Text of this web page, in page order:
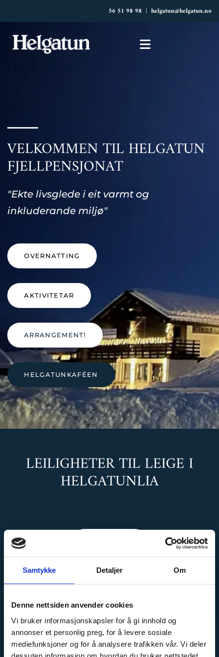
Samtykke Detaljer Om
Denne nettsiden anvender cookies
Vi bruker informasjonskapsler for å gi innhold og
annonser et personlig preg, for å levere sosiale
mediefunksjoner og for å analysere trafikken vår. Vi deler
56 51 98 98 | helgatun@helgatun.no
VELKOMMEN TIL HELGATUN
FJELLPENSJONAT
"Ekte livsglede i eit varmt og
inkluderande miljø"
OVERNATTING
AKTIVITETAR
ARRANGEMENT!
HELGATUNKAFÉEN
LEILIGHETER TIL LEIGE I
HELGATUNLIA
Tlf: + 4756 51 98 98
​Mail:helgatun@helgatun.no​
PÅ HELGATUN